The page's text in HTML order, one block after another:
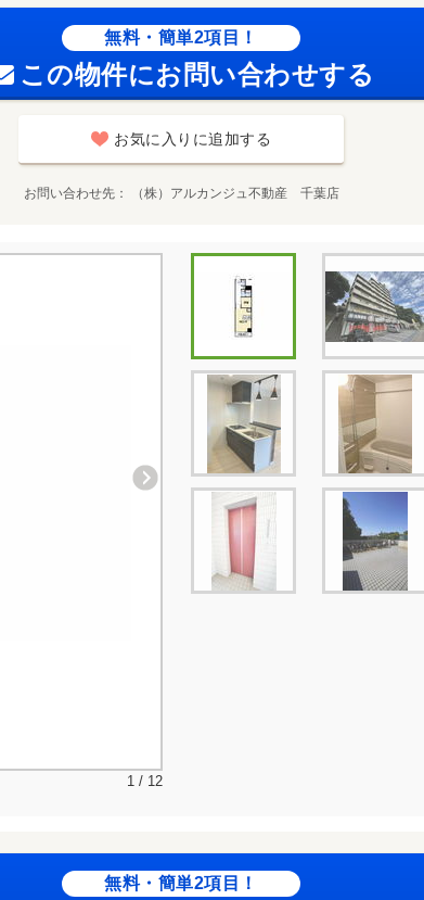
無料・簡単2項目！
この物件にお問い合わせする
お気に入りに追加する
お問い合わせ先 （株）アルカンジュ不動産 千葉店
1 / 12
無料・簡単2項目！